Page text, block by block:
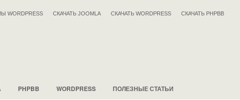
WORDPRESS СКАЧАТЬ JOOMLA СКАЧАТЬ WORDPRESS СКАЧАТЬ PHPBB
PHPBB WORDPRESS ПОЛЕЗНЫЕ СТАТЬИ